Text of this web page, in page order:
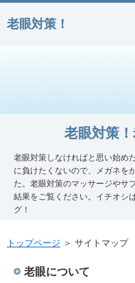
老眼対策！
老眼対策！
老眼対策しなければと思い始め
に負けたくないので、メガネを
た。老眼対策のマッサージやサ
結果をご覧ください。イチオシ
グ！
トップページ ＞ サイトマップ
老眼について